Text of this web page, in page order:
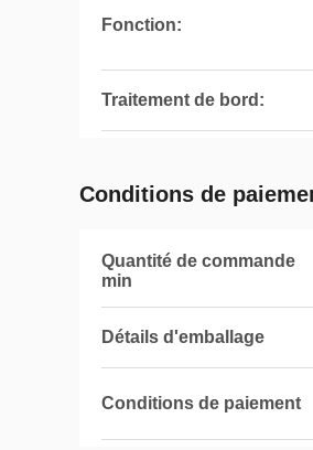
Fonction:
Traitement de bord:
Conditions de
Quantité de commande
min
Détails d'emballage
Conditions de paiement